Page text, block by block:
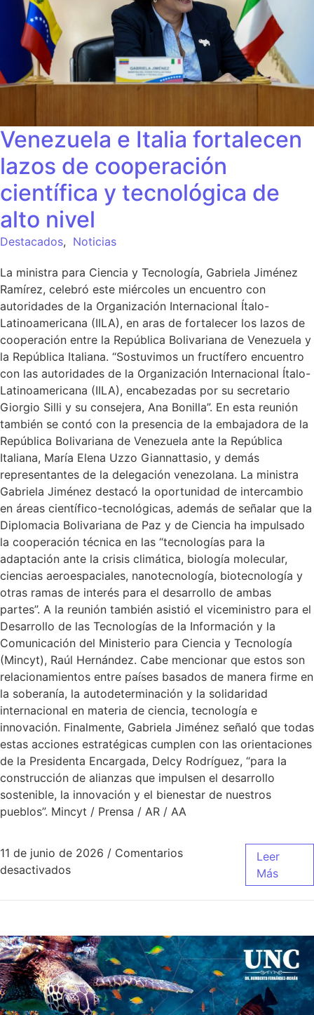
Venezuela e Italia fortalecen
lazos de cooperación
científica y tecnológica de
alto nivel
Destacados, Noticias
La ministra para Ciencia y Tecnología, Gabriela Jiménez
Ramírez, celebró este miércoles un encuentro con
autoridades de la Organización Internacional Ítalo-
Latinoamericana (IILA), en aras de fortalecer los lazos de
cooperación entre la República Bolivariana de Venezuela y
la República Italiana. “Sostuvimos un fructífero encuentro
con las autoridades de la Organización Internacional Ítalo-
Latinoamericana (IILA), encabezadas por su secretario
Giorgio Silli y su consejera, Ana Bonilla”. En esta reunión
también se contó con la presencia de la embajadora de la
República Bolivariana de Venezuela ante la República
Italiana, María Elena Uzzo Giannattasio, y demás
representantes de la delegación venezolana. La ministra
Gabriela Jiménez destacó la oportunidad de intercambio
en áreas científico-tecnológicas, además de señalar que la
Diplomacia Bolivariana de Paz y de Ciencia ha impulsado
la cooperación técnica en las “tecnologías para la
adaptación ante la crisis climática, biología molecular,
ciencias aeroespaciales, nanotecnología, biotecnología y
otras ramas de interés para el desarrollo de ambas
partes”. A la reunión también asistió el viceministro para el
Desarrollo de las Tecnologías de la Información y la
Comunicación del Ministerio para Ciencia y Tecnología
(Mincyt), Raúl Hernández. Cabe mencionar que estos son
relacionamientos entre países basados de manera firme en
la soberanía, la autodeterminación y la solidaridad
internacional en materia de ciencia, tecnología e
innovación. Finalmente, Gabriela Jiménez señaló que todas
estas acciones estratégicas cumplen con las orientaciones
de la Presidenta Encargada, Delcy Rodríguez, “para la
construcción de alianzas que impulsen el desarrollo
sostenible, la innovación y el bienestar de nuestros
pueblos”. Mincyt / Prensa / AR / AA
11 de junio de 2026 / Comentarios
desactivados
Leer
Más